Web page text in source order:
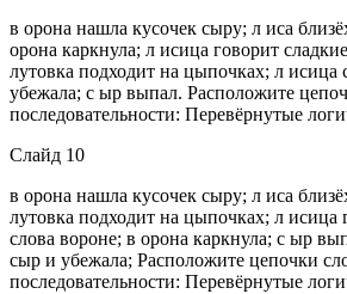
в орона нашла кусочек сыру; л иса
орона каркнула; л исица говорит
лутовка подходит на цыпочках; л исица
убежала; с ыр выпал. Расположите
последовательности: Перевёрнутые
Слайд 10
в орона нашла кусочек сыру; л иса
лутовка подходит на цыпочках; л исица
слова вороне; в орона каркнула; с ыр
сыр и убежала; Расположите цепочки
последовательности: Перевёрнутые